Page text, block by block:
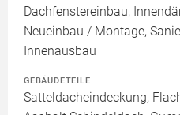
Dachfenstereinbau,
Neueinbau / Montage,
Innenausbau
GEBÄUDETEILE
Satteldacheindeckung,